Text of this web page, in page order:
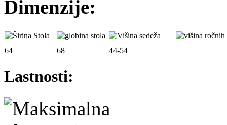
Dimenzije:
64 68 44-54
Lastnosti: